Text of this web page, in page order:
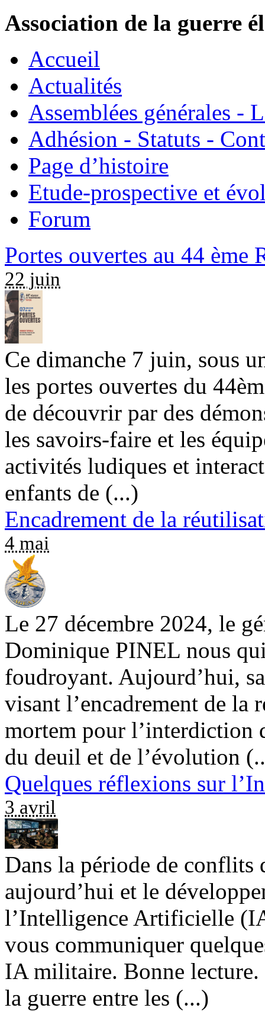
Association de la guerre
Accueil
Actualités
Assemblées générales -
Adhésion - Statuts -
Page d’histoire
Etude-prospective et
Forum
Portes ouvertes au 44 ème
22 juin
Ce dimanche 7 juin, sous
les portes ouvertes du
de découvrir par des
les savoirs-faire et les
activités ludiques et
enfants de (...)
Encadrement de la
4 mai
Le 27 décembre 2024, le
Dominique PINEL nous
foudroyant. Aujourd’hui,
visant l’encadrement de la
mortem pour l’interdiction
du deuil et de l’évolution
Quelques réflexions sur
3 avril
Dans la période de conflits
aujourd’hui et le
l’Intelligence Artificielle
vous communiquer
IA militaire. Bonne
la guerre entre les (...)